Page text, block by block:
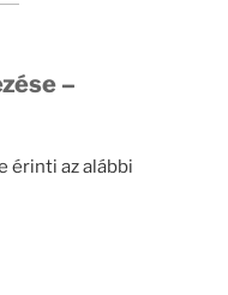
–
érinti az alábbi